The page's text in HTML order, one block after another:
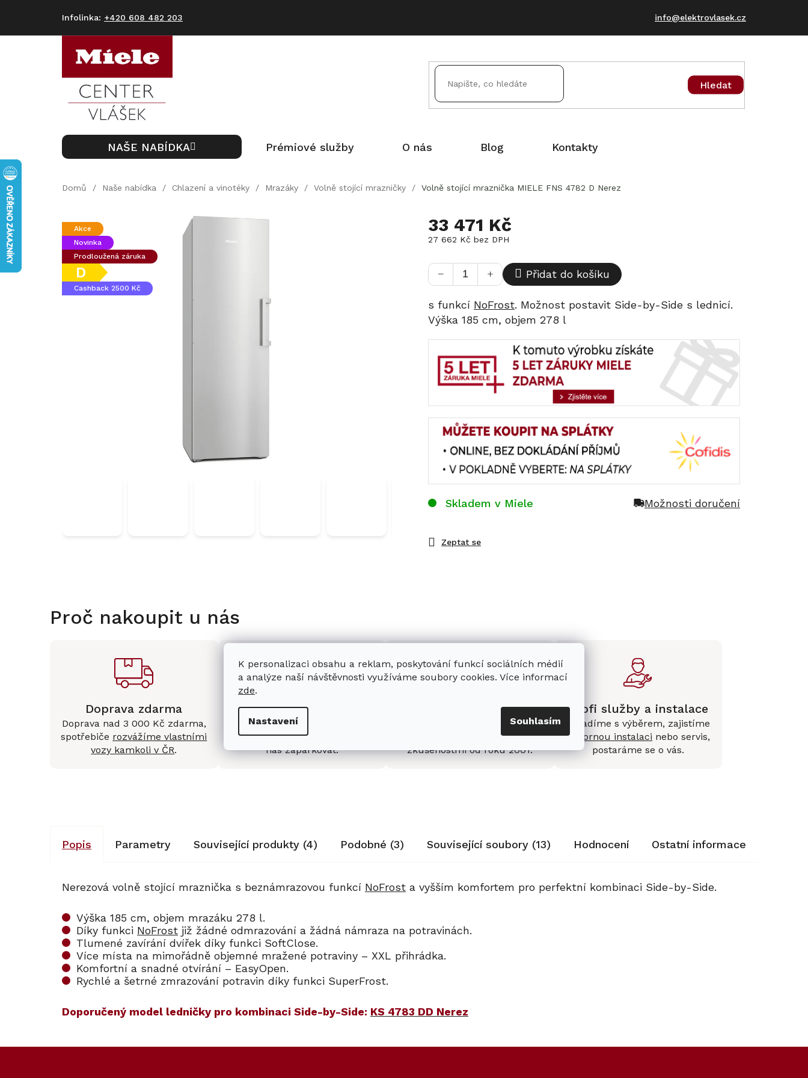
K personalizaci obsahu a reklam, poskytování funkcí sociálních médií
a analýze naší návštěvnosti využíváme soubory cookies. Více informací
zde.
Nastavení Souhlasím
+420 608 482 203 info@elektrovlasek.cz
Hledat
NAŠE NABÍDKA Prémiové služby O nás Blog Kontakty
Domů / Naše nabídka / Chlazení a vinotéky / Mrazáky / Volně stojící mrazničky / Volně stojící mraznička MIELE FNS 4782 D Nerez
Akce
Novinka
Prodloužená záruka
D
Cashback 2500 Kč
33 471 Kč
27 662 Kč bez DPH
cena:
+
− Přidat do košíku
s funkcí NoFrost. Možnost postavit Side-by-Side s lednicí.
Výška 185 cm, objem 278 l
Zeptat se
Skladem v Miele Možnosti doručení
Proč nakoupit u nás
Doprava zdarma
Doprava nad 3 000 Kč zdarma,
spotřebiče rozvážíme vlastními
vozy kamkoli v ČR.
Kamenná prodejna
Mámeshowroom
Králové s možností jednoduše u
nás zaparkovat.
Stabilní prodejce
Jsme stabilní prodejce
domácích spotřebičů Miele se
zkušenostmi od roku 2001.
Profi služby a instalace
Poradíme s výběrem, zajistíme
odbornou instalaci nebo servis,
postaráme se o vás.
Popis Parametry Související produkty (4) Podobné (3) Související soubory (13) Hodnocení Ostatní informace
Nerezová volně stojící mraznička s beznámrazovou funkcí NoFrost a vyšším komfortem pro perfektní kombinaci Side-by-Side.
Výška 185 cm, objem mrazáku 278 l.
Díky funkci NoFrost již žádné odmrazování a žádná námraza na potravinách.
Tlumené zavírání dvířek díky funkci SoftClose.
Více místa na mimořádně objemné mražené potraviny – XXL přihrádka.
Komfortní a snadné otvírání – EasyOpen.
Rychlé a šetrné zmrazování potravin díky funkci SuperFrost.
Doporučený model ledničky pro kombinaci Side-by-Side: KS 4783 DD Nerez